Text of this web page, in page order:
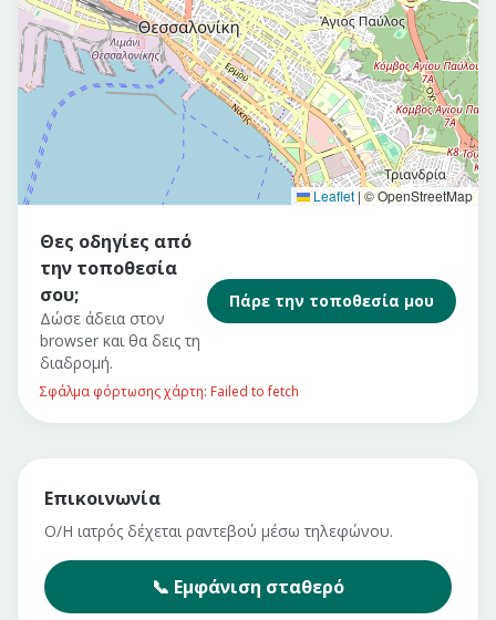
Leaflet |© OpenStreetMap
Θες οδηγίες από
την τοποθεσία
σου;
Δώσε άδεια στον
browser και θα δεις τη
διαδρομή.
Πάρε την τοποθεσία μου
Σφάλμα φόρτωσης χάρτη: Failed to fetch
Επικοινωνία
Ο/Η ιατρός δέχεται ραντεβού μέσω τηλεφώνου.
📞 Εμφάνιση σταθερό